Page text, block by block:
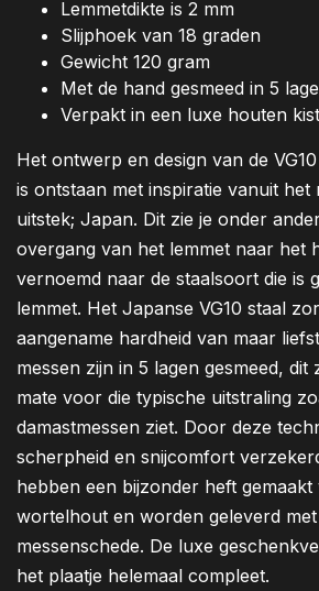
Lemmetdikte is 2 mm
Slijphoek van 18 graden
Gewicht 120 gram
Met de hand gesmeed in 5
Verpakt in een luxe houten
Het ontwerp en design van de
is ontstaan met inspiratie vanuit het
uitstek; Japan. Dit zie je onder
overgang van het lemmet naar het
vernoemd naar de staalsoort die is
lemmet. Het Japanse VG10 staal
aangename hardheid van maar
messen zijn in 5 lagen gesmeed, dit
mate voor die typische uitstraling
damastmessen ziet. Door deze
scherpheid en snijcomfort
hebben een bijzonder heft
wortelhout en worden geleverd
messenschede. De luxe
het plaatje helemaal compleet.